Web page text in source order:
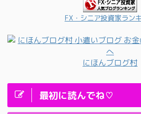
FX・シニア投資家ラン
にほんブログ村
最初に読んでね♡